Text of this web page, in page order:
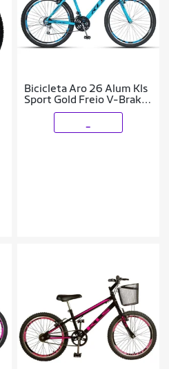
Bicicleta Aro 26 Alum Kls
Sport Gold Freio V-Brake
Mtb 21V